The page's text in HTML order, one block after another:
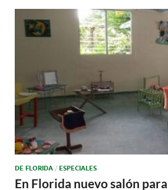
DE FLORIDA / ESPECIALES
En Florida nuevo salón